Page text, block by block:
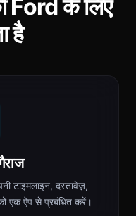
के लिए
है
टाइमलाइन, दस्तावेज़,
एक ऐप से प्रबंधित करें।